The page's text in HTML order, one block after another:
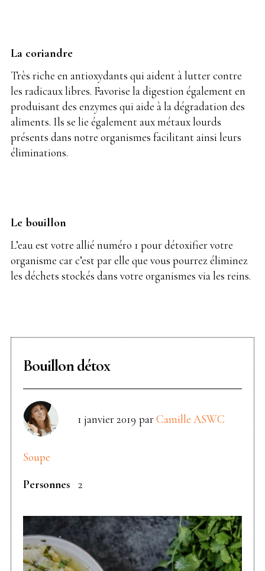
La coriandre
Très riche en antioxydants qui aident à lutter contre
les radicaux libres. Favorise la digestion également en
produisant des enzymes qui aide à la dégradation des
aliments. Ils se lie également aux métaux lourds
présents dans notre organismes facilitant ainsi leurs
éliminations.
Le bouillon
L’eau est votre allié numéro 1 pour détoxifier votre
organisme car c’est par elle que vous pourrez éliminez
les déchets stockés dans votre organismes via les reins.
Bouillon détox
1 janvier 2019 parCamille ASWC
Soupe
Personnes
2